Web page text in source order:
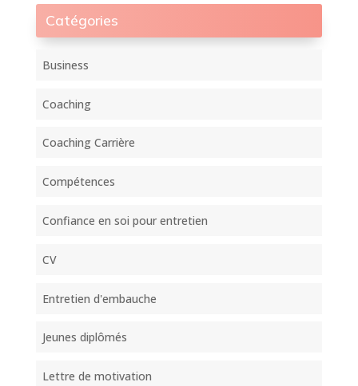
Catégories
Business
Coaching
Coaching Carrière
Compétences
Confiance en soi pour entretien
CV
Entretien d'embauche
Jeunes diplômés
Lettre de motivation